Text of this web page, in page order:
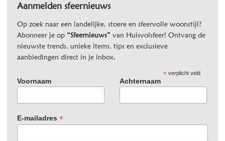
Aanmelden sfeernieuws
Op zoek naar een landelijke, stoere en sfeervolle woonstijl?
Abonneer je op “Sfeernieuws” van Huisvolsfeer! Ontvang de
nieuwste trends, unieke items, tips en exclusieve
aanbiedingen direct in je inbox.
*verplicht veld
Voornaam Achternaam
E-mailadres *